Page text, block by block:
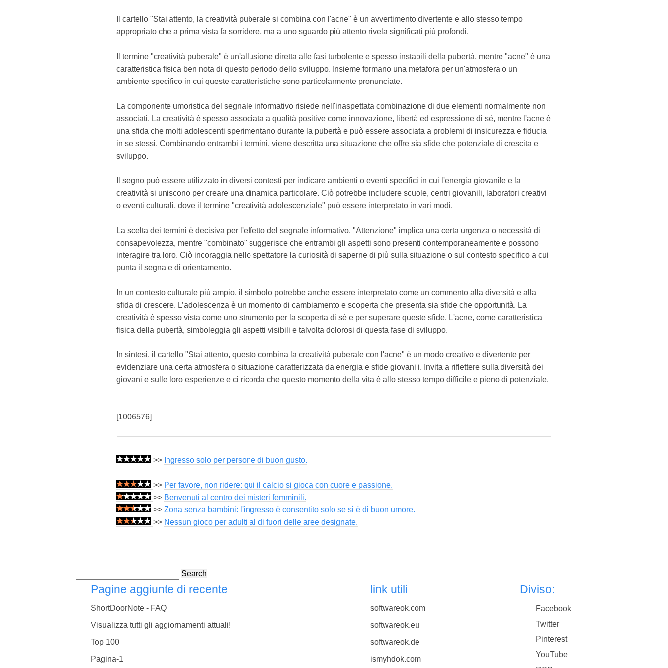
Il cartello "Stai attento, la creatività puberale si combina con l'acne" è un avvertimento divertente e allo stesso tempo
appropriato che a prima vista fa sorridere, ma a uno sguardo più attento rivela significati più profondi.
Il termine "creatività puberale" è un'allusione diretta alle fasi turbolente e spesso instabili della pubertà, mentre "acne" è una
caratteristica fisica ben nota di questo periodo dello sviluppo. Insieme formano una metafora per un'atmosfera o un
ambiente specifico in cui queste caratteristiche sono particolarmente pronunciate.
La componente umoristica del segnale informativo risiede nell'inaspettata combinazione di due elementi normalmente non
associati. La creatività è spesso associata a qualità positive come innovazione, libertà ed espressione di sé, mentre l'acne è
una sfida che molti adolescenti sperimentano durante la pubertà e può essere associata a problemi di insicurezza e fiducia
in se stessi. Combinando entrambi i termini, viene descritta una situazione che offre sia sfide che potenziale di crescita e
sviluppo.
Il segno può essere utilizzato in diversi contesti per indicare ambienti o eventi specifici in cui l'energia giovanile e la
creatività si uniscono per creare una dinamica particolare. Ciò potrebbe includere scuole, centri giovanili, laboratori creativi
o eventi culturali, dove il termine "creatività adolescenziale" può essere interpretato in vari modi.
La scelta dei termini è decisiva per l'effetto del segnale informativo. "Attenzione" implica una certa urgenza o necessità di
consapevolezza, mentre "combinato" suggerisce che entrambi gli aspetti sono presenti contemporaneamente e possono
interagire tra loro. Ciò incoraggia nello spettatore la curiosità di saperne di più sulla situazione o sul contesto specifico a cui
punta il segnale di orientamento.
In un contesto culturale più ampio, il simbolo potrebbe anche essere interpretato come un commento alla diversità e alla
sfida di crescere. L’adolescenza è un momento di cambiamento e scoperta che presenta sia sfide che opportunità. La
creatività è spesso vista come uno strumento per la scoperta di sé e per superare queste sfide. L'acne, come caratteristica
fisica della pubertà, simboleggia gli aspetti visibili e talvolta dolorosi di questa fase di sviluppo.
In sintesi, il cartello "Stai attento, questo combina la creatività puberale con l'acne" è un modo creativo e divertente per
evidenziare una certa atmosfera o situazione caratterizzata da energia e sfide giovanili. Invita a riflettere sulla diversità dei
giovani e sulle loro esperienze e ci ricorda che questo momento della vita è allo stesso tempo difficile e pieno di potenziale.
[1006576]
>> Ingresso solo per persone di buon gusto.
>> Per favore, non ridere: qui il calcio si gioca con cuore e passione.
>> Benvenuti al centro dei misteri femminili.
>> Zona senza bambini: l'ingresso è consentito solo se si è di buon umore.
>> Nessun gioco per adulti al di fuori delle aree designate.
Search
Pagine aggiunte di recente
ShortDoorNote - FAQ
Visualizza tutti gli aggiornamenti attuali!
Top 100
Pagina-1
link utili
softwareok.com
softwareok.eu
softwareok.de
ismyhdok.com
Diviso:
Facebook
Twitter
Pinterest
YouTube